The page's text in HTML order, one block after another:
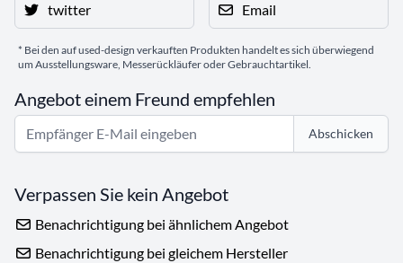
twitter Email
* Bei den auf used-design verkauften Produkten handelt es sich überwiegend
um Ausstellungsware, Messerückläufer oder Gebrauchtartikel.
Angebot einem Freund empfehlen
Abschicken
Verpassen Sie kein Angebot
Benachrichtigung bei ähnlichem Angebot
Benachrichtigung bei gleichem Hersteller